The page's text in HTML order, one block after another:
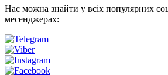
Нас можна знайти у всіх популярних
месенджерах: